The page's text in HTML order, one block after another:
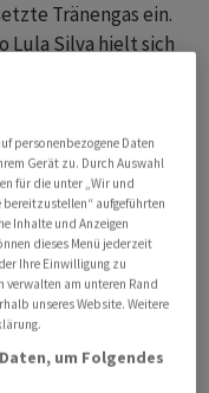
Tränengas ein.
Lula Silva hielt sich
und Fanatiker
die
die Kontrolle über
wieder. Im
wurden.
personenbezogene Daten
Gerät zu. Durch Auswahl
für die unter „Wir und
bereitzustellen“ aufgeführten
Inhalte und Anzeigen
dieses Menü jederzeit
Ihre Einwilligung zu
verwalten am unteren Rand
unseres Website. Weitere
um Folgendes